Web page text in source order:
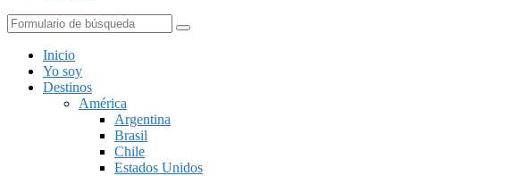
Buscar
Inicio
Yo soy
Destinos
América
Argentina
Brasil
Chile
Estados Unidos